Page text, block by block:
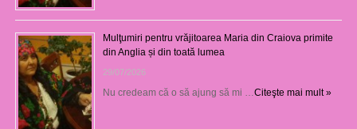
Mulţumiri pentru vrăjitoarea Maria din Craiova primite
din Anglia și din toată lumea
29/07/2026
Nu credeam că o să ajung să mi … Citeşte mai mult »